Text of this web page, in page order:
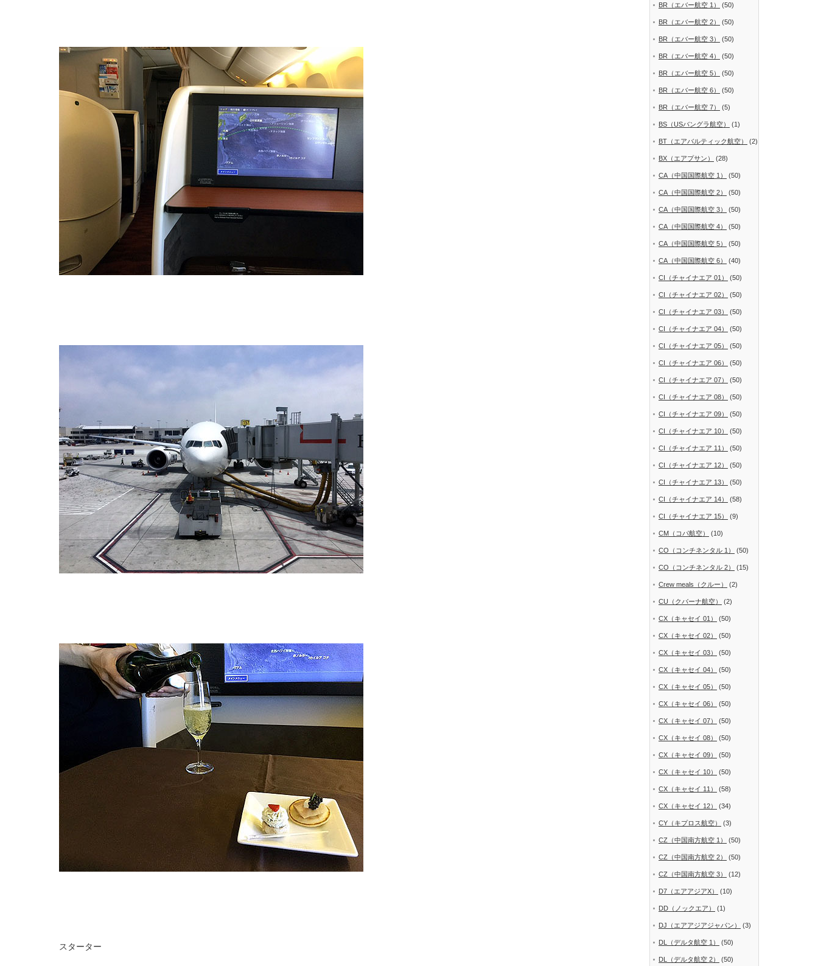
スターター
BR（エバー航空 1） (50)
BR（エバー航空 2） (50)
BR（エバー航空 3） (50)
BR（エバー航空 4） (50)
BR（エバー航空 5） (50)
BR（エバー航空 6） (50)
BR（エバー航空 7） (5)
BS（USバングラ航空） (1)
BT（エアバルティック航空） (2)
BX（エアプサン） (28)
CA（中国国際航空 1） (50)
CA（中国国際航空 2） (50)
CA（中国国際航空 3） (50)
CA（中国国際航空 4） (50)
CA（中国国際航空 5） (50)
CA（中国国際航空 6） (40)
CI（チャイナエア 01） (50)
CI（チャイナエア 02） (50)
CI（チャイナエア 03） (50)
CI（チャイナエア 04） (50)
CI（チャイナエア 05） (50)
CI（チャイナエア 06） (50)
CI（チャイナエア 07） (50)
CI（チャイナエア 08） (50)
CI（チャイナエア 09） (50)
CI（チャイナエア 10） (50)
CI（チャイナエア 11） (50)
CI（チャイナエア 12） (50)
CI（チャイナエア 13） (50)
CI（チャイナエア 14） (58)
CI（チャイナエア 15） (9)
CM（コパ航空） (10)
CO（コンチネンタル 1） (50)
CO（コンチネンタル 2） (15)
Crew meals（クルー） (2)
CU（クバーナ航空） (2)
CX（キャセイ 01） (50)
CX（キャセイ 02） (50)
CX（キャセイ 03） (50)
CX（キャセイ 04） (50)
CX（キャセイ 05） (50)
CX（キャセイ 06） (50)
CX（キャセイ 07） (50)
CX（キャセイ 08） (50)
CX（キャセイ 09） (50)
CX（キャセイ 10） (50)
CX（キャセイ 11） (58)
CX（キャセイ 12） (34)
CY（キプロス航空） (3)
CZ（中国南方航空 1） (50)
CZ（中国南方航空 2） (50)
CZ（中国南方航空 3） (12)
D7（エアアジアX） (10)
DD（ノックエア） (1)
DJ（エアアジアジャパン） (3)
DL（デルタ航空 1） (50)
DL（デルタ航空 2） (50)